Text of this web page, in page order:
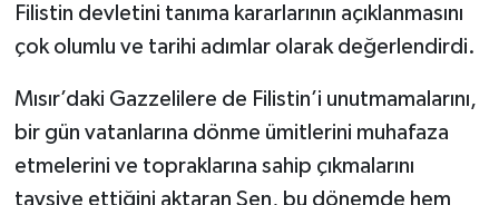
Filistin devletini tanıma kararlarının açıklanmasını
çok olumlu ve tarihi adımlar olarak değerlendirdi.
Mısır’daki Gazzelilere de Filistin’i unutmamalarını,
bir gün vatanlarına dönme ümitlerini muhafaza
etmelerini ve topraklarına sahip çıkmalarını
tavsiye ettiğini aktaran Şen, bu dönemde hem